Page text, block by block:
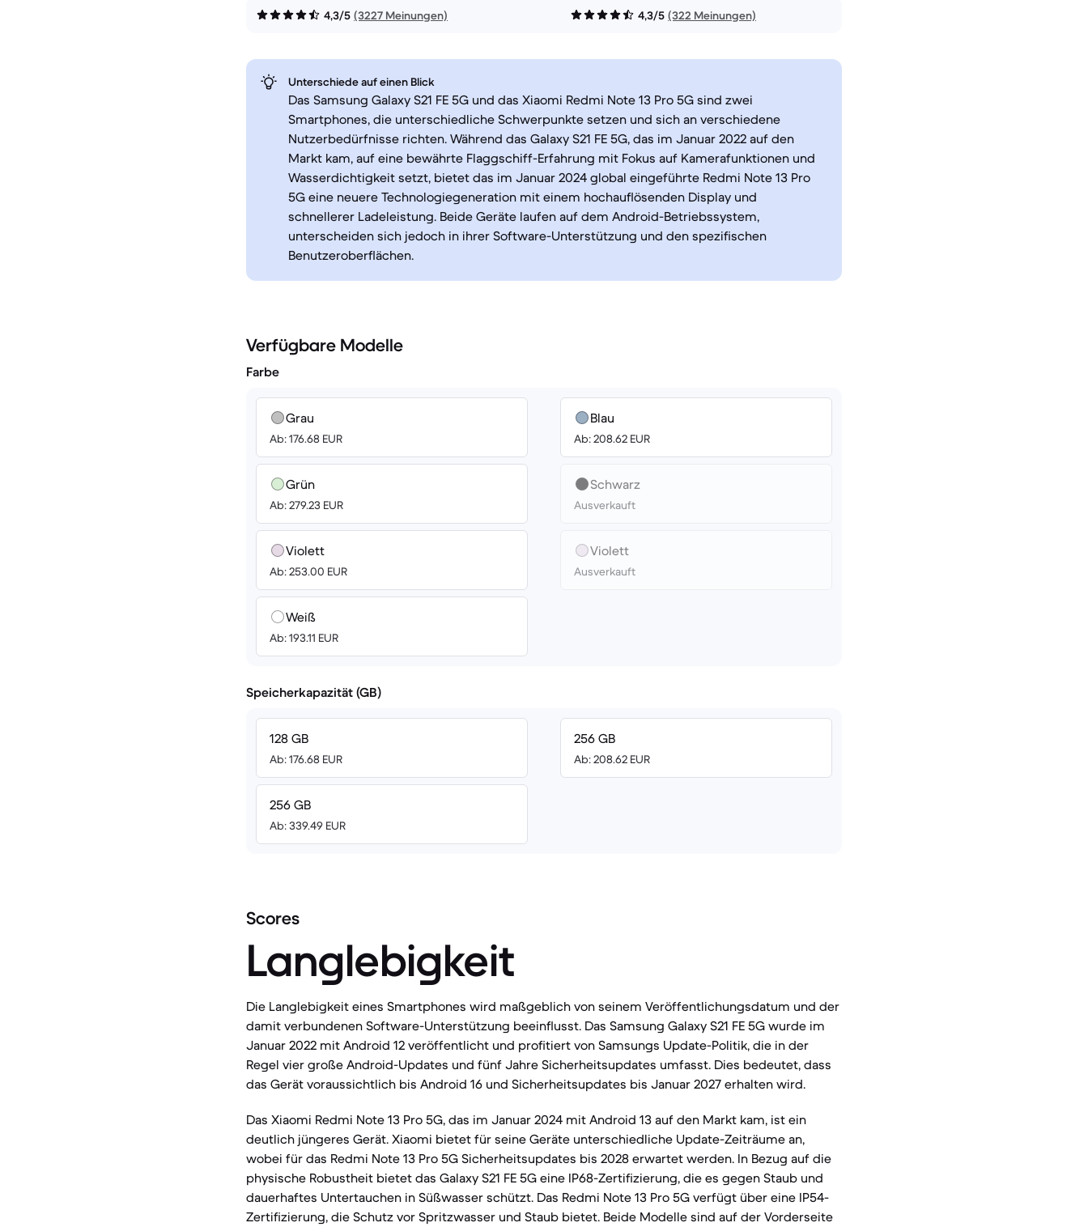
4,3/5 (3227 Meinungen) 4,3/5 (322 Meinungen)
Unterschiede auf einen Blick
Das Samsung Galaxy S21 FE 5G und das Xiaomi Redmi Note 13 Pro 5G sind zwei
Smartphones, die unterschiedliche Schwerpunkte setzen und sich an verschiedene
Nutzerbedürfnisse richten. Während das Galaxy S21 FE 5G, das im Januar 2022 auf den
Markt kam, auf eine bewährte Flaggschiff-Erfahrung mit Fokus auf Kamerafunktionen und
Wasserdichtigkeit setzt, bietet das im Januar 2024 global eingeführte Redmi Note 13 Pro
5G eine neuere Technologiegeneration mit einem hochauflösenden Display und
schnellerer Ladeleistung. Beide Geräte laufen auf dem Android-Betriebssystem,
unterscheiden sich jedoch in ihrer Software-Unterstützung und den spezifischen
Benutzeroberflächen.
Verfügbare Modelle
Farbe
Grau
Ab: 176.68 EUR
Grün
Ab: 279.23 EUR
Violett
Ab: 253.00 EUR
Weiß
Ab: 193.11 EUR
Blau
Ab: 208.62 EUR
Schwarz
Ausverkauft
Violett
Ausverkauft
Speicherkapazität (GB)
128 GB
Ab: 176.68 EUR
256 GB
Ab: 339.49 EUR
256 GB
Ab: 208.62 EUR
Scores
Langlebigkeit
Die Langlebigkeit eines Smartphones wird maßgeblich von seinem Veröffentlichungsdatum und der
damit verbundenen Software-Unterstützung beeinflusst. Das Samsung Galaxy S21 FE 5G wurde im
Januar 2022 mit Android 12 veröffentlicht und profitiert von Samsungs Update-Politik, die in der
Regel vier große Android-Updates und fünf Jahre Sicherheitsupdates umfasst. Dies bedeutet, dass
das Gerät voraussichtlich bis Android 16 und Sicherheitsupdates bis Januar 2027 erhalten wird.
Das Xiaomi Redmi Note 13 Pro 5G, das im Januar 2024 mit Android 13 auf den Markt kam, ist ein
deutlich jüngeres Gerät. Xiaomi bietet für seine Geräte unterschiedliche Update-Zeiträume an,
wobei für das Redmi Note 13 Pro 5G Sicherheitsupdates bis 2028 erwartet werden. In Bezug auf die
physische Robustheit bietet das Galaxy S21 FE 5G eine IP68-Zertifizierung, die es gegen Staub und
dauerhaftes Untertauchen in Süßwasser schützt. Das Redmi Note 13 Pro 5G verfügt über eine IP54-
Zertifizierung, die Schutz vor Spritzwasser und Staub bietet. Beide Modelle sind auf der Vorderseite